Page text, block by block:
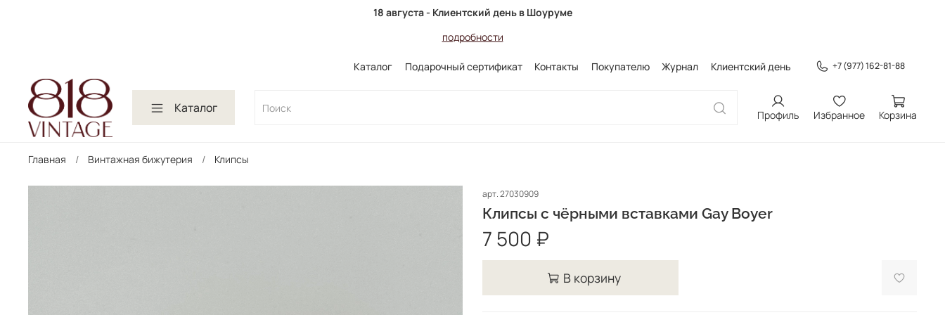
18 августа - Клиентский день в Шоуруме
подробности
Каталог Подарочный сертификат Контакты Покупателю Журнал Клиентский день +7 (977) 162-81-88
Каталог Профиль Избранное Корзина
Главная Винтажная бижутерия Клипсы
арт.27030909
Клипсы с чёрными вставками Gay Boyer
7 500 ₽
В корзину